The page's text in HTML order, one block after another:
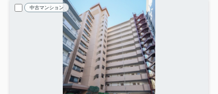
中古マンション